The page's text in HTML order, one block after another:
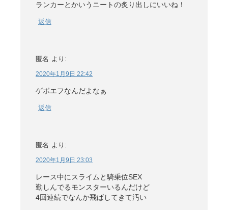
ランカーとかいうニートの炙り出しにいいね！
返信
匿名 より:
2020年1月9日 22:42
ゲボエフなんだよなぁ
返信
匿名 より:
2020年1月9日 23:03
レース中にスライムと騎乗位SEX
勤しんでるモンスターいるんだけど
4回連続でなんか飛ばしてきて汚い